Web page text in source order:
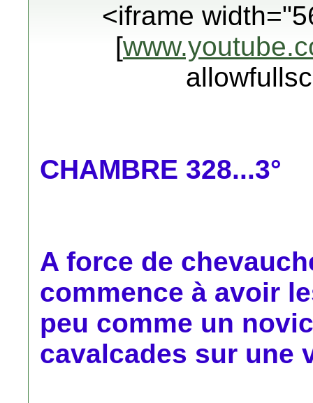
<iframe
[
CHAMBRE 328...3°
A force de
commence à avoir
peu comme un
cavalcades sur une